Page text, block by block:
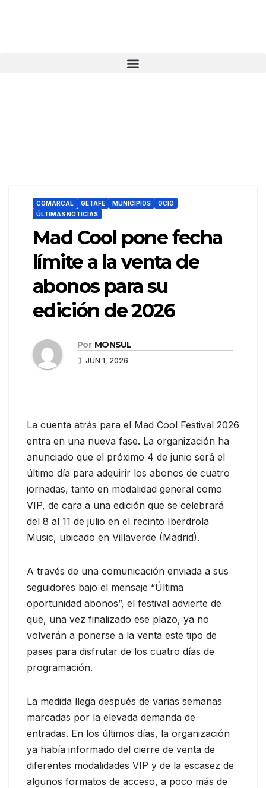
COMARCAL GETAFE MUNICIPIOS
OCIO
ÚLTIMAS NOTICIAS
Mad Cool pone fecha
límite a la venta de
abonos para su
edición de 2026
Por MONSUL
JUN 1, 2026
La cuenta atrás para el Mad Cool Festival 2026
entra en una nueva fase. La organización ha
anunciado que el próximo 4 de junio será el
último día para adquirir los abonos de cuatro
jornadas, tanto en modalidad general como
VIP, de cara a una edición que se celebrará
del 8 al 11 de julio en el recinto Iberdrola
Music, ubicado en Villaverde (Madrid).
A través de una comunicación enviada a sus
seguidores bajo el mensaje “Última
oportunidad abonos”, el festival advierte de
que, una vez finalizado ese plazo, ya no
volverán a ponerse a la venta este tipo de
pases para disfrutar de los cuatro días de
programación.
La medida llega después de varias semanas
marcadas por la elevada demanda de
entradas. En los últimos días, la organización
ya había informado del cierre de venta de
diferentes modalidades VIP y de la escasez de
algunos formatos de acceso, a poco más de